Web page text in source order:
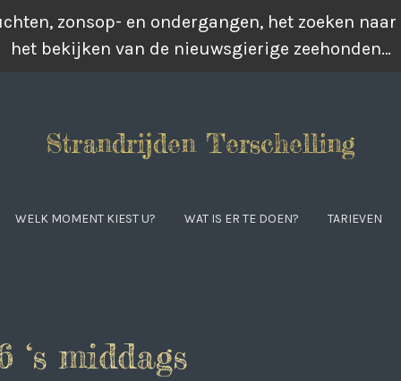
zonsop- en ondergangen, het zoeken
het bekijken van de nieuwsgierige zeehonden…
Strandrijden Terschelling
WELK MOMENT KIEST U? WAT IS ER TE DOEN? TARIEVEN
‘s middags